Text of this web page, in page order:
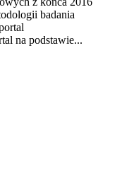
badania
na podstawie...